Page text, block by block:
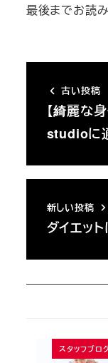
最後までお読
古い投稿
【綺麗な
studioに
新しい投稿
ダイエッ
スタッフブロ